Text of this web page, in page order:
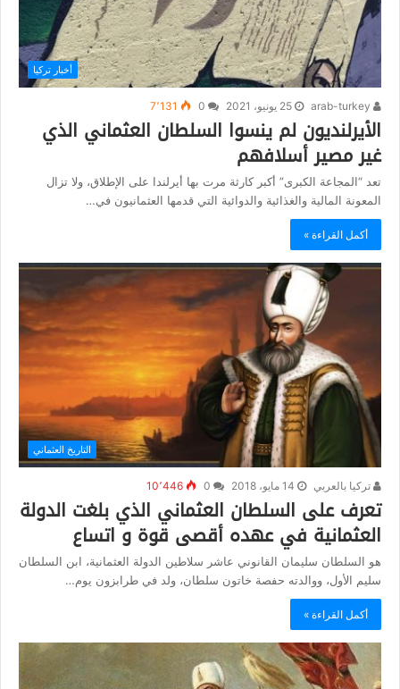
أخبار تركيا
25 يونيو، 2021 7٬131
الأيرلنديون لم ينسوا السلطان العثماني الذي
غير مصير أسلافهم
تعد “المجاعة الكبرى” أكبر كارثة مرت بها أيرلندا على الإطلاق، ولا تزال
المعونة المالية والغذائية والدوائية التي قدمها العثمانيون في…
أكمل القراءة »
التاريخ العثماني
تركيا بالعربي 14 مايو، 2018 10٬446
تعرف على السلطان العثماني الذي بلغت الدولة
العثمانية في عهده أقصى قوة و اتساع
هو السلطان سليمان القانوني عاشر سلاطين الدولة العثمانية، ابن السلطان
سليم الأول، ووالدته حفصة خاتون سلطان، ولد في طرابزون يوم…
أكمل القراءة »